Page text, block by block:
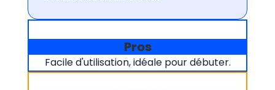
Pros
Facile d'utilisation, idéale pour débuter.